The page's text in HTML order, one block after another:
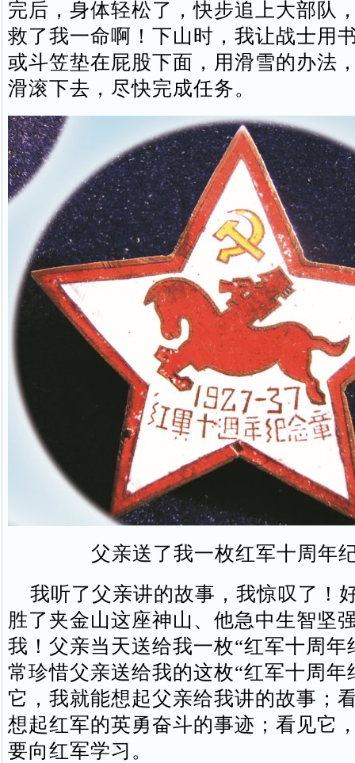
完后，身体轻松了，快步追上大部队
救了我一命啊！下山时，我让战士用
或斗笠垫在屁股下面，用滑雪的办法
滑滚下去，尽快完成任务。
父亲送了我一枚红军十周年
我听了父亲讲的故事，我惊叹了！
胜了夹金山这座神山、他急中生智坚
我！父亲当天送给我一枚“红军十周年
常珍惜父亲送给我的这枚“红军十周年
它，我就能想起父亲给我讲的故事；
想起红军的英勇奋斗的事迹；看见它
要向红军学习。